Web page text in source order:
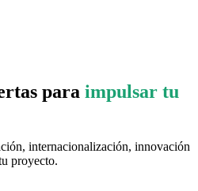
para impulsar tu
internacionalización, innovación
proyecto.